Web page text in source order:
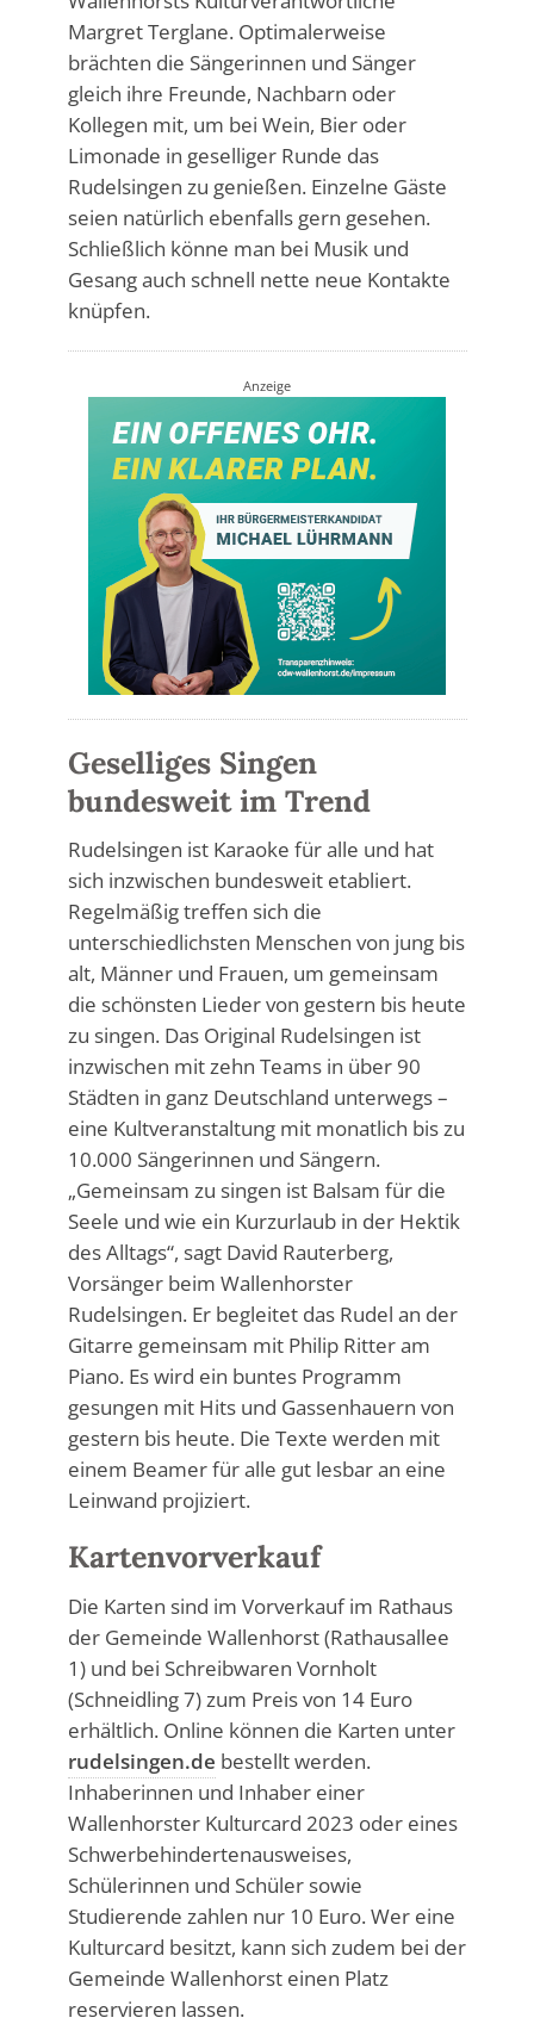
Margret Terglane. Optimalerweise
brächten die Sängerinnen und Sänger
gleich ihre Freunde, Nachbarn oder
Kollegen mit, um bei Wein, Bier oder
Limonade in geselliger Runde das
Rudelsingen zu genießen. Einzelne Gäste
seien natürlich ebenfalls gern gesehen.
Schließlich könne man bei Musik und
Gesang auch schnell nette neue Kontakte
knüpfen.
Anzeige
Geselliges Singen
bundesweit im Trend
Rudelsingen ist Karaoke für alle und hat
sich inzwischen bundesweit etabliert.
Regelmäßig treffen sich die
unterschiedlichsten Menschen von jung bis
alt, Männer und Frauen, um gemeinsam
die schönsten Lieder von gestern bis heute
zu singen. Das Original Rudelsingen ist
inzwischen mit zehn Teams in über 90
Städten in ganz Deutschland unterwegs –
eine Kultveranstaltung mit monatlich bis zu
10.000 Sängerinnen und Sängern.
„Gemeinsam zu singen ist Balsam für die
Seele und wie ein Kurzurlaub in der Hektik
des Alltags“, sagt David Rauterberg,
Vorsänger beim Wallenhorster
Rudelsingen. Er begleitet das Rudel an der
Gitarre gemeinsam mit Philip Ritter am
Piano. Es wird ein buntes Programm
gesungen mit Hits und Gassenhauern von
gestern bis heute. Die Texte werden mit
einem Beamer für alle gut lesbar an eine
Leinwand projiziert.
Kartenvorverkauf
Die Karten sind im Vorverkauf im Rathaus
der Gemeinde Wallenhorst (Rathausallee
1) und bei Schreibwaren Vornholt
(Schneidling 7) zum Preis von 14 Euro
erhältlich. Online können die Karten unter
rudelsingen.de bestellt werden.
Inhaberinnen und Inhaber einer
Wallenhorster Kulturcard 2023 oder eines
Schwerbehindertenausweises,
Schülerinnen und Schüler sowie
Studierende zahlen nur 10 Euro. Wer eine
Kulturcard besitzt, kann sich zudem bei der
Gemeinde Wallenhorst einen Platz
reservieren lassen.